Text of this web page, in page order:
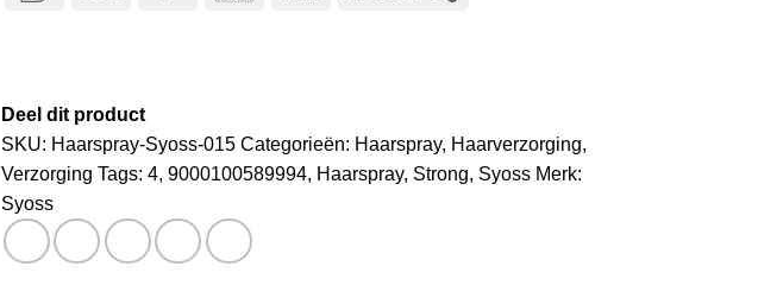
Deel dit product
SKU: Haarspray-Syoss-015 Categorieën: Haarspray, Haarverzorging,
Verzorging Tags: 4, 9000100589994, Haarspray, Strong, Syoss Merk:
Syoss